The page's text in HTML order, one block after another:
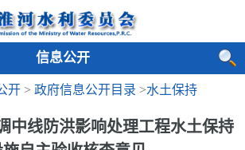
信息公开
开 > 政府信息公开目录 >水土保持
中线防洪影响处理工程水土保持